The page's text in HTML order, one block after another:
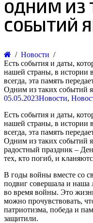
ОДНИМ ИЗ
СОБЫТИЙ
Новости
Есть события и даты,
нашей страны, в истории
всегда, эта память
Одним из таких событий
05.05.2023Новости,
Есть события и даты,
нашей страны, в истории
всегда, эта память
Одним из таких событий
радостный праздник –
тех, кто погиб, и
В​ годы войны вместе со
подвиг совершала и наша
во время войны. Это
можно прочувствовать,
патриотизма, победа и
защитили.